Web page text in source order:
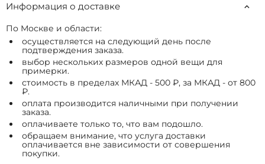
Информация о доставке
По Москве и области:
осуществляется на следующий день после
подтверждения заказа.
выбор нескольких размеров одной вещи для
примерки.
стоимость в пределах МКАД - 500 ₽, за МКАД - от 800
₽.
оплата производится наличными при получении
заказа.
оплачиваете только то, что вам подошло.
обращаем внимание, что услуга доставки
оплачивается вне зависимости от совершения
покупки.